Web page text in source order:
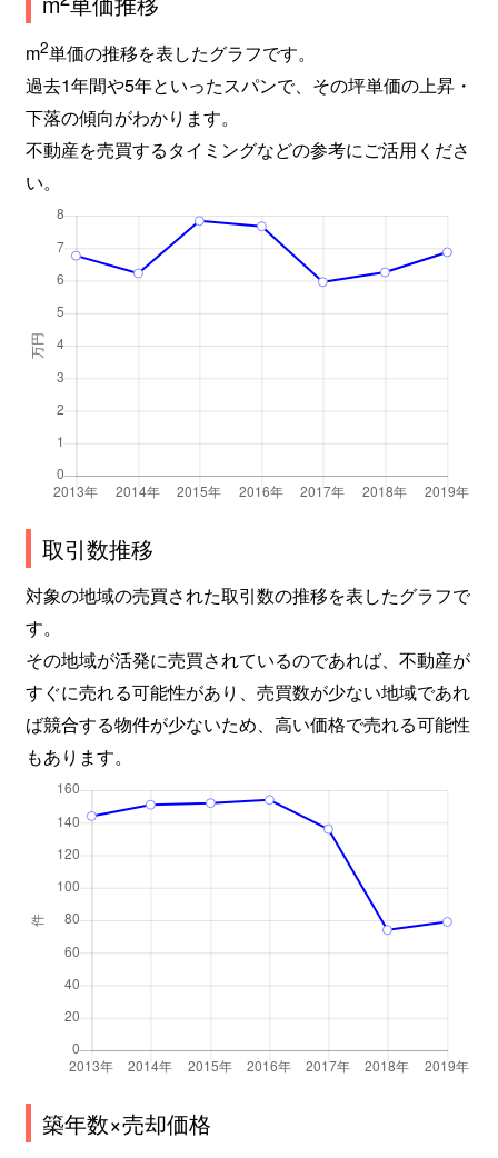
m2単価の推移を表したグラフです。
過去1年間や5年といったスパンで、その坪単価の上昇・
下落の傾向がわかります。
不動産を売買するタイミングなどの参考にご活用くださ
い。
取引数推移
対象の地域の売買された取引数の推移を表したグラフで
す。
その地域が活発に売買されているのであれば、不動産が
すぐに売れる可能性があり、売買数が少ない地域であれ
ば競合する物件が少ないため、高い価格で売れる可能性
もあります。
築年数×売却価格